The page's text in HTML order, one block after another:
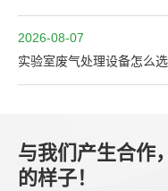
2026-08-07
实验室废气处理设备怎么
与我们产生合作
的样子！